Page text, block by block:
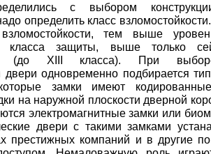
с выбором
определить класс
тем выше
класса защиты, выше только
(до XIII класса). При
двери одновременно подбирается
замки имеют
на наружной плоскости дверной
электромагнитные замки или
двери с такими замками
престижных компаний и в другие